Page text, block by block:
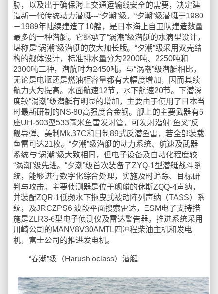
胁，以及出于确保海上交通运输线安全的需要，决定建
造新一代传统动力潜艇---“夕潮”级。“夕潮”级潜艇于1980
－1989年陆续建造了10艘，是日本海上自卫队建造数量
最多的一种潜艇。它继承了“涡潮”级潜艇的水滴型设计，
堪称是“涡潮”级潜艇的放大加长版。“夕潮”级采用双壳结
构的舰体设计，标准排水量分为2200吨、2250吨和
2300吨三种，潜航时为2450吨。与“涡潮”级潜艇相比，
无论是电瓶还是燃油柜容量都有大幅度增加，因而其续
航力大为提高。水面航速12节，水下航速20节。下潜深
度较“涡潮”级潜艇有明显的增加，主要由于使用了日本当
时最新研制的NS-80高强度合金钢。舰上的主要武器有6
座UH-603型533毫米鱼雷发射管，可发射潜射“鱼叉”反
舰导弹、美制Mk.37C和日制89式反潜鱼雷，若全部装载
鱼雷可达21枚。“夕潮”级潜艇的动力系统、航速及武器
系统与“涡潮”级大致相同，但电子设备及自动化程度较
“涡潮”级先进。“夕潮”级首次装备了ZYQ-1型潜艇战斗系
统，能够进行数字化综合处理，实施及时追踪、目标研
判与攻击。主要侦测器是位于舰艏的休斯ZQQ-4声纳，
并装配ZQR-1低频水下拖曳式被动阵列声纳（TASS）系
统，及JRCZPS6I波段平面搜索雷达，ESM电子支持措
施是ZLR3-6型电子侦测仪及雷达警告器。推进系统采用
川崎公司的MANV8V30AMTL四冲程柴油主机和发电
机，富士公司的推进发电机。
“春潮”级（Harushioclass）潜艇